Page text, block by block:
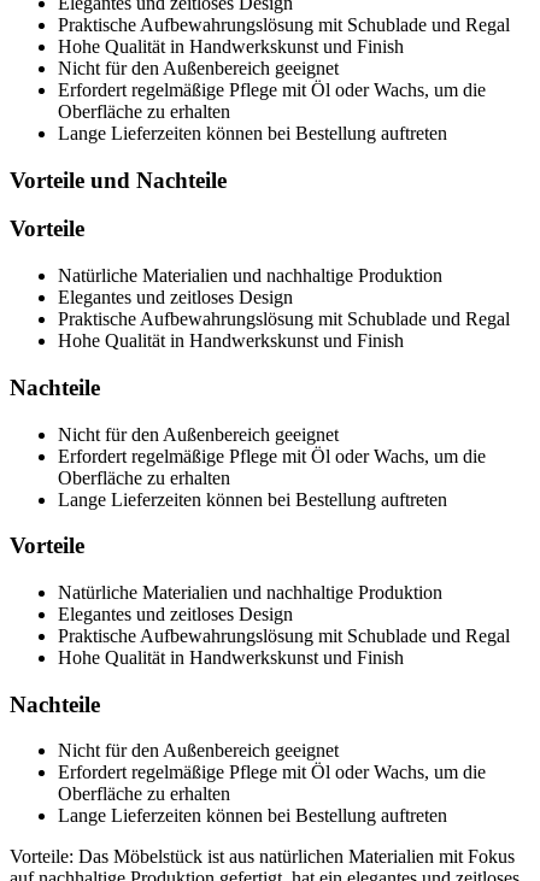
Praktische Aufbewahrungslösung mit Schublade und Regal
Hohe Qualität in Handwerkskunst und Finish
Nicht für den Außenbereich geeignet
Erfordert regelmäßige Pflege mit Öl oder Wachs, um die
Oberfläche zu erhalten
Lange Lieferzeiten können bei Bestellung auftreten
Vorteile und Nachteile
Vorteile
Natürliche Materialien und nachhaltige Produktion
Elegantes und zeitloses Design
Praktische Aufbewahrungslösung mit Schublade und Regal
Hohe Qualität in Handwerkskunst und Finish
Nachteile
Nicht für den Außenbereich geeignet
Erfordert regelmäßige Pflege mit Öl oder Wachs, um die
Oberfläche zu erhalten
Lange Lieferzeiten können bei Bestellung auftreten
Vorteile
Natürliche Materialien und nachhaltige Produktion
Elegantes und zeitloses Design
Praktische Aufbewahrungslösung mit Schublade und Regal
Hohe Qualität in Handwerkskunst und Finish
Nachteile
Nicht für den Außenbereich geeignet
Erfordert regelmäßige Pflege mit Öl oder Wachs, um die
Oberfläche zu erhalten
Lange Lieferzeiten können bei Bestellung auftreten
Vorteile: Das Möbelstück ist aus natürlichen Materialien mit Fokus